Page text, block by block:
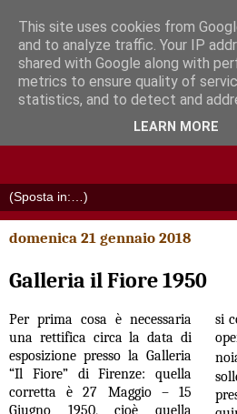
domenica 21 gennaio 2018
Galleria il Fiore 1950
Per prima cosa è necessaria
una rettifica circa la data di
esposizione presso la Galleria
“Il Fiore” di Firenze: quella
corretta è 27 Maggio – 15
Giugno 1950, cioè quella
si
This site uses cookies from
and to analyze traffic. Your IP
shared with Google along with
metrics to ensure quality of
statistics, and to detect and
LEARN MORE